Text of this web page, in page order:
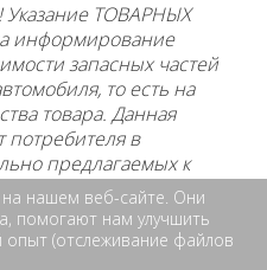
ТОВАРНЫХ
информирование
запасных частей
то есть на
товара. Данная
в
предлагаемых к
производителе, не
указанных
предоставлять
и достоверную
нашем веб-сайте. Они
помогают нам улучшить
опыт (отслеживание файлов